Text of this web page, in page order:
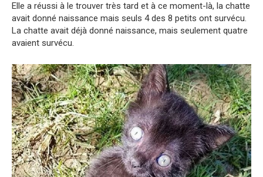
Elle a réussi à le trouver très tard et à ce moment-là, la chatte
avait donné naissance mais seuls 4 des 8 petits ont survécu.
La chatte avait déjà donné naissance, mais seulement quatre
avaient survécu.